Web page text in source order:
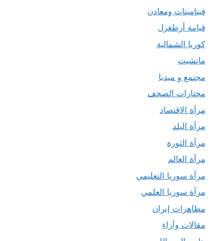
فيتامينات ومعادن
قيامة أرطغرل
كوريا الشمالية
مانشيت
مجتمع و ميديا
مختارات الصحف
مرآة الاقتصاد
مرآة البلد
مرآة الثورة
مرآة العالم
مرآة سوريا التعليمي
مرآة سوريا العلمي
مظاهرات إيران
مقالات وآراء